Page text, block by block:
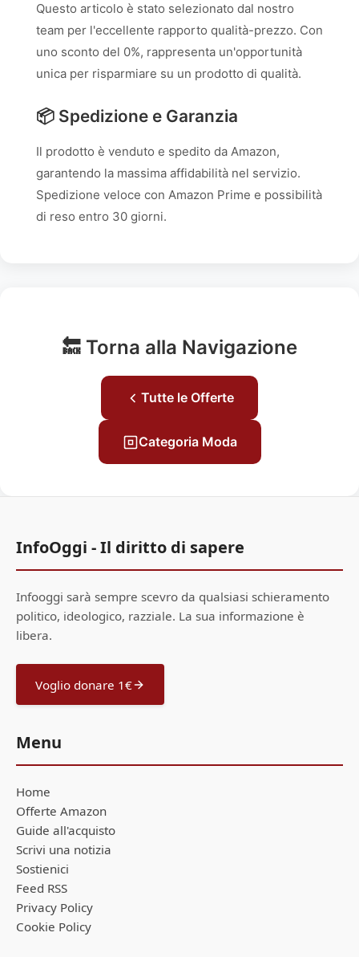
Questo articolo è stato selezionato dal nostro
team per l'eccellente rapporto qualità-prezzo. Con
uno sconto del 0%, rappresenta un'opportunità
unica per risparmiare su un prodotto di qualità.
📦 Spedizione e Garanzia
Il prodotto è venduto e spedito da Amazon,
garantendo la massima affidabilità nel servizio.
Spedizione veloce con Amazon Prime e possibilità
di reso entro 30 giorni.
🔙 Torna alla Navigazione
Tutte le Offerte
Categoria Moda
InfoOggi - Il diritto di sapere
Infooggi sarà sempre scevro da qualsiasi schieramento
politico, ideologico, razziale. La sua informazione è
libera.
Voglio donare 1€
Menu
Home
Offerte Amazon
Guide all'acquisto
Scrivi una notizia
Sostienici
Feed RSS
Privacy Policy
Cookie Policy